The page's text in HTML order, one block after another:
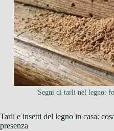
Segni di tarli nel legno:
Tarli e insetti del legno in casa:
presenza